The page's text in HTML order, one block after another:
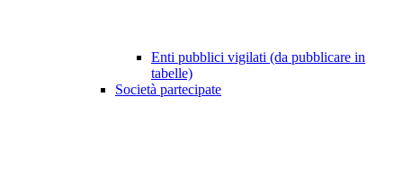
Enti pubblici vigilati (da pubblicare in
tabelle)
Società partecipate